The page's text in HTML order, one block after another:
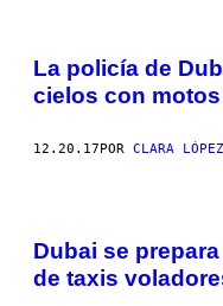
La policía de
cielos con
12.20.17POR CLARA LÓPEZ
Dubai se
de taxis